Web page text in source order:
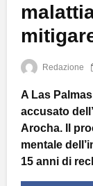
Redazione
A Las
accusato
Arocha. Il
mentale
15 anni di